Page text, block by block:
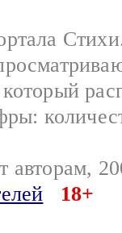
авторам,
18+